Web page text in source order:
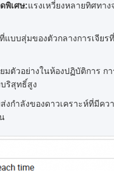
พิเศษ:แรงเหวี่ยงหลายทิศทา
แบบสุ่มของตัวกลางการเจีย
มตัวอย่างในห้องปฏิบัติการ
ริสุทธิ์สูง
งกำลังของดาวเคราะห์ที่มีค